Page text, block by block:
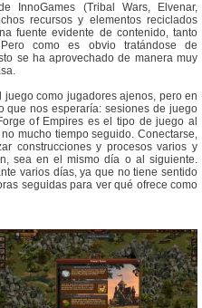
InnoGames (Tribal Wars, Elvenar,
recursos y elementos reciclados
fuente evidente de contenido, tanto
como es obvio tratándose de
se ha aprovechado de manera muy
juego como jugadores ajenos, pero en
que nos esperaría: sesiones de juego
of Empires es el tipo de juego al
mucho tiempo seguido. Conectarse,
construcciones y procesos varios y
sea en el mismo día o al siguiente.
varios días, ya que no tiene sentido
seguidas para ver qué ofrece como